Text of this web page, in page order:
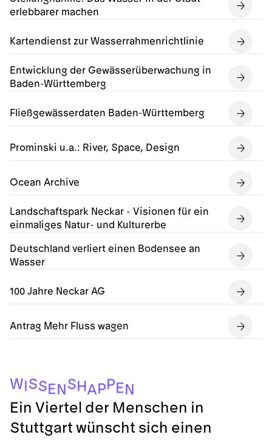
erlebbarer machen
Kartendienst zur Wasserrahmenrichtlinie
Entwicklung der Gewässerüberwachung in
Baden-Württemberg
Fließgewässerdaten Baden-Württemberg
Prominski u.a.: River, Space, Design
Ocean Archive
Landschaftspark Neckar - Visionen für ein
einmaliges Natur- und Kulturerbe
Deutschland verliert einen Bodensee an
Wasser
100 Jahre Neckar AG
Antrag Mehr Fluss wagen
WISSE N SHA PP EN
Ein Viertel der Menschen in
Stuttgart wünscht sich einen